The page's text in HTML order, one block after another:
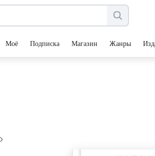
Моё Подписка Магазин Жанры